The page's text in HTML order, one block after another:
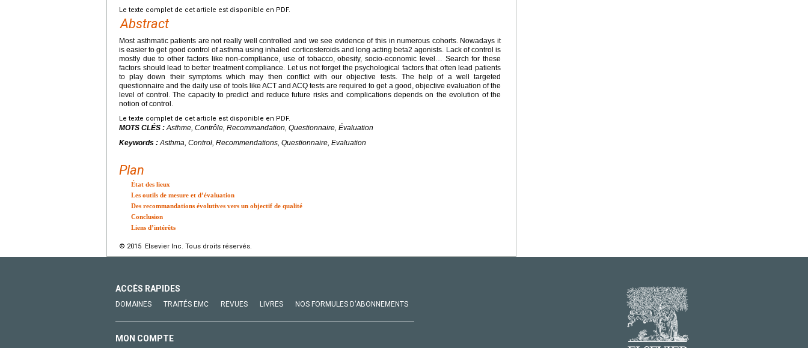
Le texte complet de cet article est disponible en PDF.
Abstract
Most asthmatic patients are not really well controlled and we see evidence of this in numerous cohorts. Nowadays it
is easier to get good control of asthma using inhaled corticosteroids and long acting beta2 agonists. Lack of control is
mostly due to other factors like non-compliance, use of tobacco, obesity, socio-economic level… Search for these
factors should lead to better treatment compliance. Let us not forget the psychological factors that often lead patients
to play down their symptoms which may then conflict with our objective tests. The help of a well targeted
questionnaire and the daily use of tools like ACT and ACQ tests are required to get a good, objective evaluation of the
level of control. The capacity to predict and reduce future risks and complications depends on the evolution of the
notion of control.
Le texte complet de cet article est disponible en PDF.
MOTS CLÉS :Asthme, Contrôle, Recommandation, Questionnaire, Évaluation
Keywords :Asthma, Control, Recommendations, Questionnaire, Evaluation
Plan
État des lieux
Les outils de mesure et d’évaluation
Des recommandations évolutives vers un objectif de qualité
Conclusion
Liens d’intérêts
© 2015 Elsevier Inc. Tous droits réservés.
ACCÈS RAPIDES
DOMAINES TRAITÉS EMC REVUES LIVRES NOS FORMULES D'ABONNEMENTS
MON COMPTE